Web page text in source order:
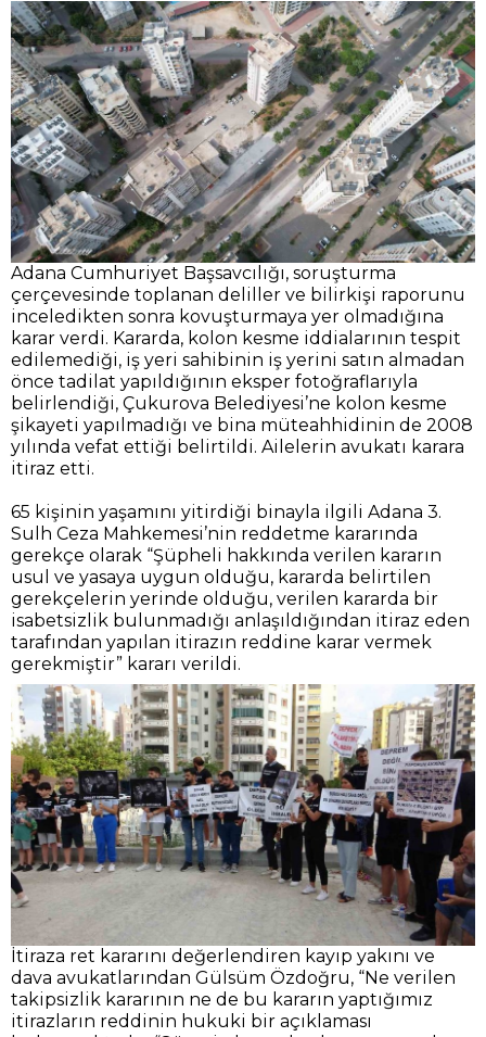
Adana Cumhuriyet Başsavcılığı, soruşturma
çerçevesinde toplanan deliller ve bilirkişi raporunu
inceledikten sonra kovuşturmaya yer olmadığına
karar verdi. Kararda, kolon kesme iddialarının tespit
edilemediği, iş yeri sahibinin iş yerini satın almadan
önce tadilat yapıldığının eksper fotoğraflarıyla
belirlendiği, Çukurova Belediyesi’ne kolon kesme
şikayeti yapılmadığı ve bina müteahhidinin de 2008
yılında vefat ettiği belirtildi. Ailelerin avukatı karara
itiraz etti.
65 kişinin yaşamını yitirdiği binayla ilgili Adana 3.
Sulh Ceza Mahkemesi’nin reddetme kararında
gerekçe olarak “Şüpheli hakkında verilen kararın
usul ve yasaya uygun olduğu, kararda belirtilen
gerekçelerin yerinde olduğu, verilen kararda bir
isabetsizlik bulunmadığı anlaşıldığından itiraz eden
tarafından yapılan itirazın reddine karar vermek
gerekmiştir” kararı verildi.
İtiraza ret kararını değerlendiren kayıp yakını ve
dava avukatlarından Gülsüm Özdoğru, “Ne verilen
takipsizlik kararının ne de bu kararın yaptığımız
itirazların reddinin hukuki bir açıklaması